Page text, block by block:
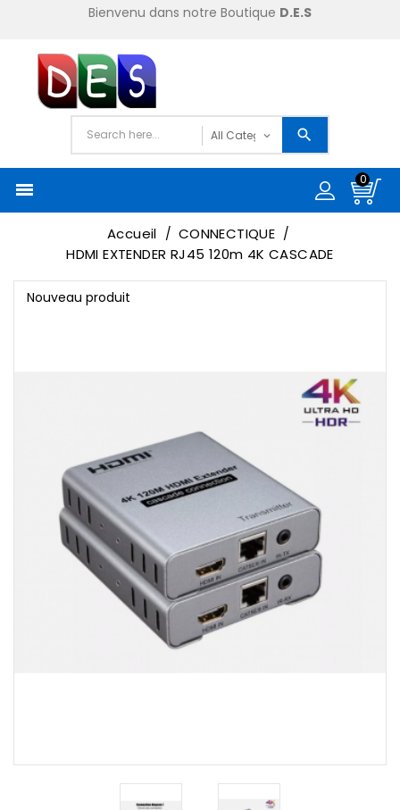
Bienvenu dans notre Boutique D.E.S

0
Accueil
CONNECTIQUE
HDMI EXTENDER RJ45 120m 4K CASCADE
Nouveau produit